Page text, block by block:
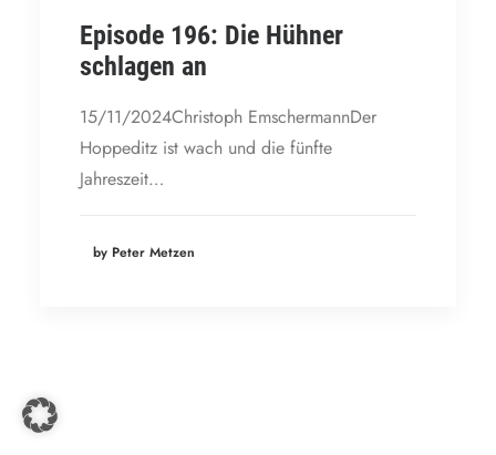
Episode 196: Die Hühner
schlagen an
15/11/2024Christoph EmschermannDer
Hoppeditz ist wach und die fünfte
Jahreszeit…
by Peter Metzen